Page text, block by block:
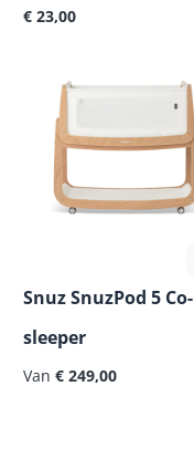
Normale prijs:
€ 23,00
Snuz SnuzPod 5 Co-
sleeper
Van € 249,00